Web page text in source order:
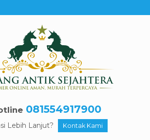
081554917900
Lebih Lanjut? Kontak Kami